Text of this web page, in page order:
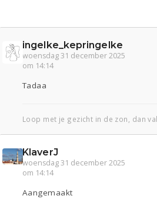
ingelke_kepringelke
woensdag 31 december 2025
om 14:14
Tadaa
Loop met je gezicht in de zon, dan
KlaverJ
woensdag 31 december 2025
om 14:14
Aangemaakt